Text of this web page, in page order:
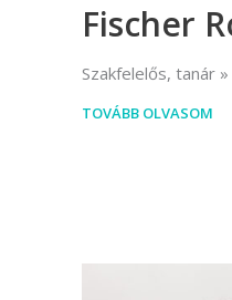
Fischer
Szakfelelős, tanár
TOVÁBB OLVASOM